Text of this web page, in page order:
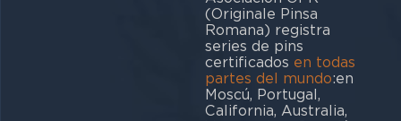
(Originale Pinsa
Romana) registra
series de pins
certificados en todas
partes del mundo:en
Moscú, Portugal,
California, Australia,